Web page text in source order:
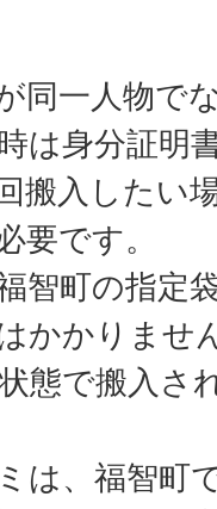
同一人物で
は身分証明
搬入したい
要です。
智町の指定
かかりませ
態で搬入さ
は、福智町